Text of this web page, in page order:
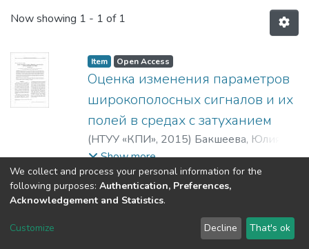
Now showing 1 - 1 of 1
Item Open Access
Оценка изменения параметров
широкополосных сигналов и их
полей в средах с затуханием
(НТУУ «КПИ», 2015) Бакшеева, Юлия
Витальевна
Show more
DSpace software copyright © 2002-2026 LYRASIS
Send Feedback
We collect and process your personal information for the
following purposes: Authentication, Preferences,
Acknowledgement and Statistics.
Customize Decline That's ok